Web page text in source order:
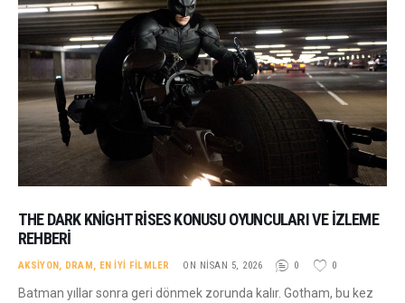
THE DARK KNIGHT RISES KONUSU OYUNCULARI VE İZLEME
REHBERI
AKSIYON, DRAM, EN İYI FILMLER ON NISAN 5, 2026 0 0
Batman yıllar sonra geri dönmek zorunda kalır. Gotham, bu kez